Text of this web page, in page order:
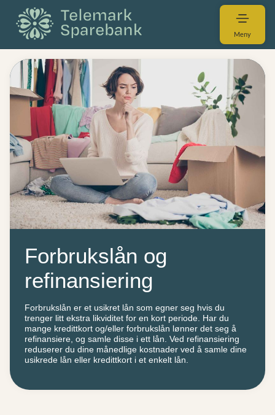
Meny
Forbrukslån og
refinansiering
Forbrukslån er et usikret lån som egner seg hvis du
trenger litt ekstra likviditet for en kort periode. Har du
mange kredittkort og/eller forbrukslån lønner det seg å
refinansiere, og samle disse i ett lån. Ved refinansiering
reduserer du dine månedlige kostnader ved å samle dine
usikrede lån eller kredittkort i et enkelt lån.